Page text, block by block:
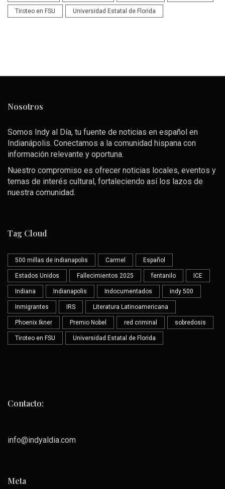
Tiroteo en FSU Universidad Estatal de Florida
Nosotros
Somos Indy al Día, tu fuente de noticias en español en
Indianápolis. Conectamos a la comunidad hispana con
información relevante y oportuna.
Nuestro compromiso es ofrecer noticias locales, eventos y
temas de interés cultural, fortaleciendo así los lazos de
nuestra comunidad.
Tag Cloud
500 millas de indianapolis Carmel Español
Estados Unidos Fallecimientos 2025 fentanilo ICE
Indiana Indianapolis Indocumentados indy 500
Inmigrantes IRS Literatura Latinoamericana
Phoenix Ikner Premio Nobel red criminal sobredosis
Tiroteo en FSU Universidad Estatal de Florida
Contacto:
info@indyaldia.com
Meta